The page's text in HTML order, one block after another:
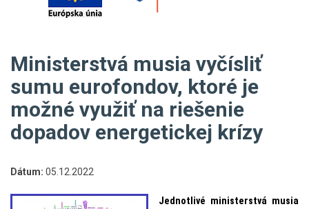
menu
na
užívateľské
menu
Skočiť
stránky
Ministerstvá musia vyčísliť
sumu eurofondov, ktoré je
možné využiť na riešenie
dopadov energetickej krízy
Dátum: 05.12.2022
Jednotlivé ministerstvá musia